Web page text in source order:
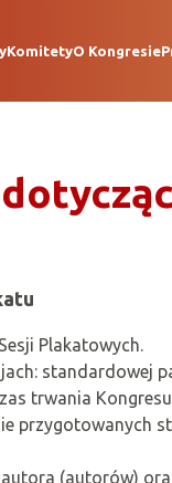
KomitetyO Kongresie
Plakatowych.
standardowej
trwania
przygotowanych
(autorów)